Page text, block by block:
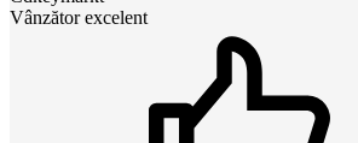
Vânzător excelent